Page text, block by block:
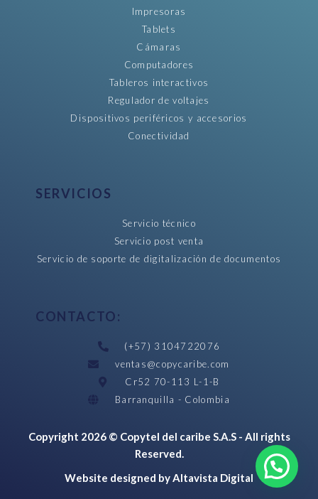
Impresoras
Tablets
Cámaras
Computadores
Tableros interactivos
Regulador de voltajes
Dispositivos periféricos y accesorios
Conectividad
SERVICIOS
Servicio técnico
Servicio post venta
Servicio de soporte de digitalización de documentos
CONTACTO:
(+57) 3104722076
ventas@copycaribe.com
Cr52 70-113 L-1-B
Barranquilla - Colombia
Copyright 2026 © Copytel del caribe S.A.S - All rights
Reserved.
Website designed by Altavista Digital